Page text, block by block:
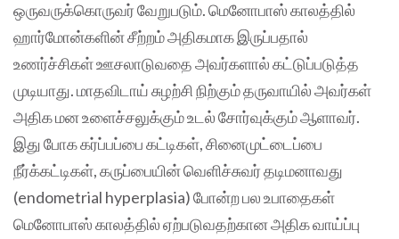
ஒருவருக்கொருவர் வேறுபடும். மெனோபாஸ் காலத்தில்
ஹார்மோன்களின் சீற்றம் அதிகமாக இருப்பதால்
உணர்ச்சிகள் ஊசலாடுவதை அவர்களால் கட்டுப்படுத்த
முடியாது. மாதவிடாய் சுழற்சி நிற்கும் தருவாயில் அவர்கள்
அதிக மன உளைச்சலுக்கும் உடல் சோர்வுக்கும் ஆளாவர்.
இது போக கர்ப்பப்பை கட்டிகள், சினைமுட்டைப்பை
நீர்க்கட்டிகள், கருப்பையின் வெளிச்சுவர் தடிமனாவது
(endometrial hyperplasia) போன்ற பல உபாதைகள்
மெனோபாஸ் காலத்தில் ஏற்படுவதற்கான அதிக வாய்ப்பு